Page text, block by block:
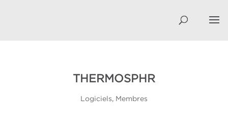
THERMOSPHR
Logiciels, Membres